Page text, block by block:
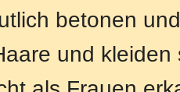
betonen
und